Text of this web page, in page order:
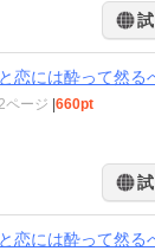
試
恋には酔って然る
ページ 660pt
試
恋には酔って然る